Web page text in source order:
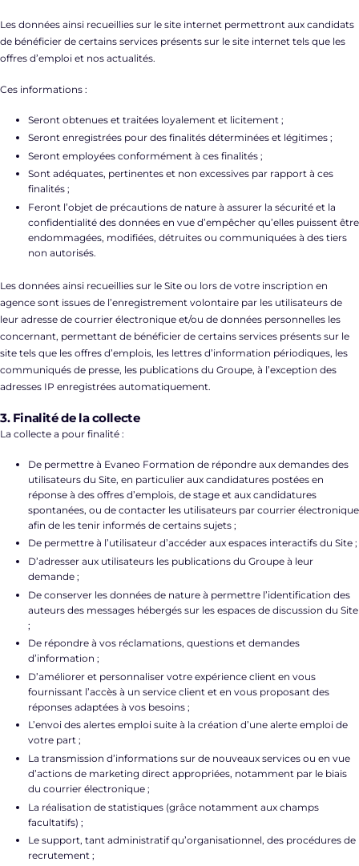
Les données ainsi recueillies sur le site internet permettront aux candidats
de bénéficier de certains services présents sur le site internet tels que les
offres d’emploi et nos actualités.
Ces informations :
Seront obtenues et traitées loyalement et licitement ;
Seront enregistrées pour des finalités déterminées et légitimes ;
Seront employées conformément à ces finalités ;
Sont adéquates, pertinentes et non excessives par rapport à ces
finalités ;
Feront l’objet de précautions de nature à assurer la sécurité et la
confidentialité des données en vue d’empêcher qu’elles puissent être
endommagées, modifiées, détruites ou communiquées à des tiers
non autorisés.
Les données ainsi recueillies sur le Site ou lors de votre inscription en
agence sont issues de l’enregistrement volontaire par les utilisateurs de
leur adresse de courrier électronique et/ou de données personnelles les
concernant, permettant de bénéficier de certains services présents sur le
site tels que les offres d’emplois, les lettres d’information périodiques, les
communiqués de presse, les publications du Groupe, à l’exception des
adresses IP enregistrées automatiquement.
3. Finalité de la collecte
La collecte a pour finalité :
De permettre à Evaneo Formation de répondre aux demandes des
utilisateurs du Site, en particulier aux candidatures postées en
réponse à des offres d’emplois, de stage et aux candidatures
spontanées, ou de contacter les utilisateurs par courrier électronique
afin de les tenir informés de certains sujets ;
De permettre à l’utilisateur d’accéder aux espaces interactifs du Site ;
D’adresser aux utilisateurs les publications du Groupe à leur
demande ;
De conserver les données de nature à permettre l’identification des
auteurs des messages hébergés sur les espaces de discussion du Site
;
De répondre à vos réclamations, questions et demandes
d’information ;
D’améliorer et personnaliser votre expérience client en vous
fournissant l’accès à un service client et en vous proposant des
réponses adaptées à vos besoins ;
L’envoi des alertes emploi suite à la création d’une alerte emploi de
votre part ;
La transmission d’informations sur de nouveaux services ou en vue
d’actions de marketing direct appropriées, notamment par le biais
du courrier électronique ;
La réalisation de statistiques (grâce notamment aux champs
facultatifs) ;
Le support, tant administratif qu’organisationnel, des procédures de
recrutement ;